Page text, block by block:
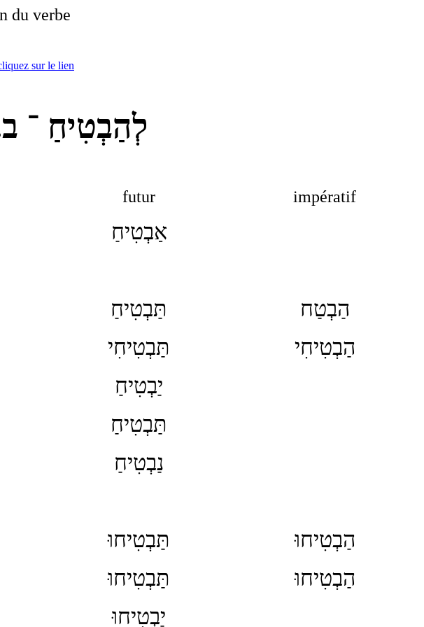
du verbe
sur le lien
לְהַבְטִיחַ ־
impératif
futur
אַבְטִיחַ
הַבְטַח
תַּבְטִיחַ
הַבְטִיחִי
תַּבְטִיחִי
יַבְטִיחַ
תַּבְטִיחַ
נַבְטִיחַ
הַבְטִיחוּ
תַּבְטִיחוּ
הַבְטִיחוּ
תַּבְטִיחוּ
יַבְטִיחוּ